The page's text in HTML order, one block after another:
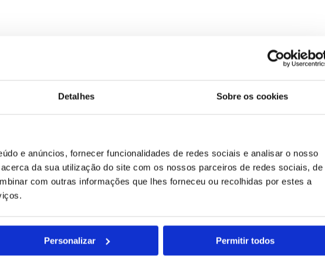
Detalhes Sobre os cookies
e anúncios, fornecer funcionalidades de redes sociais e analisar o nosso
da sua utilização do site com os nossos parceiros de redes sociais, de
com outras informações que lhes forneceu ou recolhidas por estes a
Personalizar Permitir todos
deste contacto, única e exclusivamente por parte da Brindibérica.